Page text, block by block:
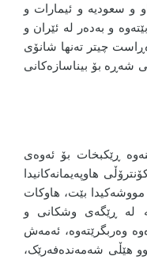
و سعودیە و ئیمارات و
و بەدەر لە ئێران و
چیتر تەنها شانۆی
شەڕە بۆ بیناسازەکانی
ڕێکبخات بۆ ئەوەی
هاوپەیمانەکانیدا
بێت، هاوکات
لە ڕێگەی وشکانی و
وەربگرێتەوە، ئەمەش
هێڵی شەمەندەفەرێک،